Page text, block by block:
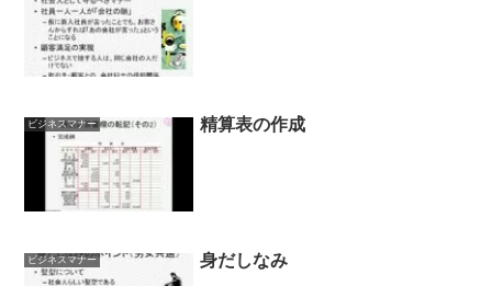
ビジネスマナー 精算表の作成
ビジネスマナー 身だしなみ